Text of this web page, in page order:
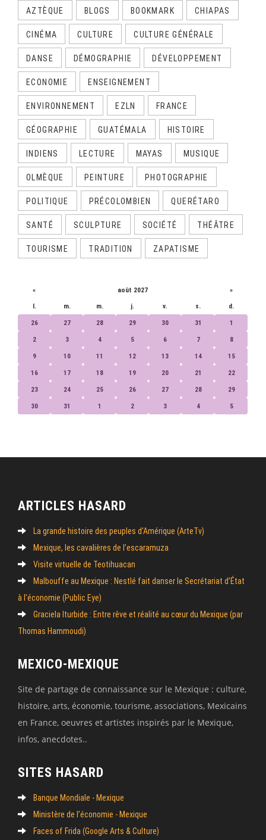
AZTÈQUE BLOGS BOOKMARK CHIAPAS
CINÉMA CULTURE CULTURE GÉNÉRALE
DANSE DÉMOGRAPHIE DÉVELOPPEMENT
ECONOMIE ENSEIGNEMENT
ENVIRONNEMENT EZLN FRANCE
GÉOGRAPHIE GUATÉMALA HISTOIRE
INDIENS LECTURE MAYAS MUSIQUE
OLMÈQUE PEINTURE PHOTOGRAPHIE
POLITIQUE PRÉCOLOMBIEN QUERÉTARO
SANTÉ SCULPTURE SOCIÉTÉ THÉÂTRE
TOURISME TRADITION ZAPATISME
« août 2027 »
l. m. m. j. v. s. d.
26 27 28 29 30 31 1
2 3 4 5 6 7 8
9 10 11 12 13 14 15
16 17 18 19 20 21 22
23 24 25 26 27 28 29
30 31 1 2 3 4 5
ARTICLES HASARD
La grande histoire des peuples d’Amérique (ArteTv)
Mexique, les cavalières de l’escaramuza
Visite virtuelle de Teotihuacan
Malbouffe au Mexique : Nestlé fait danser le Secrétariat d’État
à l’économie (Public Eye)
Graciela Iturbide : Entre rêve et réalité au cœur du Mexique (par
Thomas Hammoudi)
MEXICO-MEXIQUE
Site de partage de connaissance sur le Mexique : culture,
histoire, arts, économie, tourisme, associations, Mexicains
en France, oeuvres et artistes inspirés par le Mexique,
infos, anecdotes..
SITES HASARD
Banque Mondiale - Mexique
Ministère de l’économie - Mexique
Faces of Frida (Google Arts & Culture)